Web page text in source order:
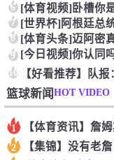
6
7
8
9
10
篮球新闻HOT VIDEO
1
2